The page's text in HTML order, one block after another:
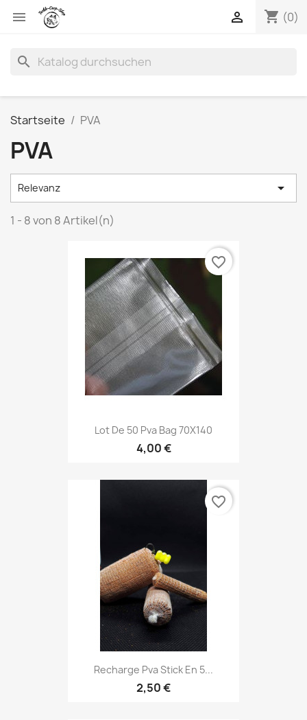
 shopping_cart (0)

search
Startseite PVA
PVA
Relevanz 
1 - 8 von 8 Artikel(n)
Lot De 50 Pva Bag 70X140
4,00 €
favorite_border
Recharge Pva Stick En 5...
2,50 €
favorite_border